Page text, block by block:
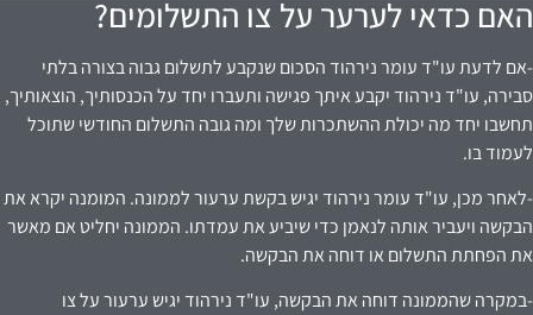
האם כדאי לערער על צו התשלומים?
-אם לדעת עו"ד עומר נירהוד הסכום שנקבע לתשלום גבוה בצורה בלתי
סבירה, עו"ד נירהוד יקבע איתך פגישה ותעברו יחד על הכנסותיך, הוצאותיך,
תחשבו יחד מה יכולת ההשתכרות שלך ומה גובה התשלום החודשי שתוכל
לעמוד בו.
-לאחר מכן, עו"ד עומר נירהוד יגיש בקשת ערעור לממונה. המומנה יקרא את
הבקשה ויעביר אותה לנאמן כדי שיביע את עמדתו. הממונה יחליט אם מאשר
את הפחתת התשלום או דוחה את הבקשה.
-במקרה שהממונה דוחה את הבקשה, עו"ד נירהוד יגיש ערעור על צו